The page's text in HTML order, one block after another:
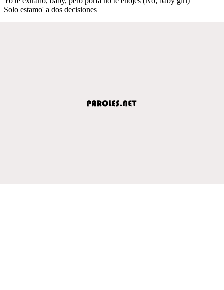
Solo estamo' a dos decisiones